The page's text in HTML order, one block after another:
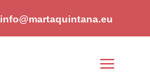
info@martaquintana.eu